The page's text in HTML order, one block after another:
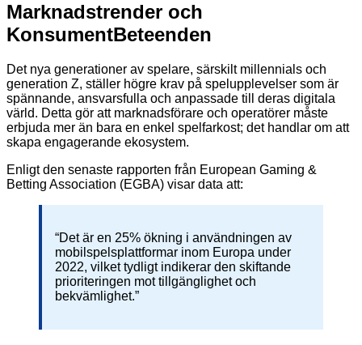
Marknadstrender och
KonsumentBeteenden
Det nya generationer av spelare, särskilt millennials och
generation Z, ställer högre krav på spelupplevelser som är
spännande, ansvarsfulla och anpassade till deras digitala
värld. Detta gör att marknadsförare och operatörer måste
erbjuda mer än bara en enkel spelfarkost; det handlar om att
skapa engagerande ekosystem.
Enligt den senaste rapporten från European Gaming &
Betting Association (EGBA) visar data att:
“Det är en 25% ökning i användningen av
mobilspelsplattformar inom Europa under
2022, vilket tydligt indikerar den skiftande
prioriteringen mot tillgänglighet och
bekvämlighet.”